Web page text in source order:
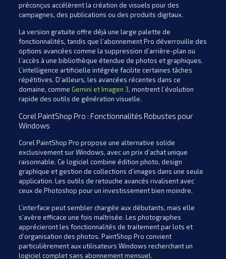
préconçus accélèrent la création de visuels pour des
campagnes, des publications ou des produits digitaux.
La version gratuite offre déjà une large palette de
fonctionnalités, tandis que l’abonnement Pro déverrouille des
options avancées comme la suppression d’arrière-plan ou
l’accès à une bibliothèque étendue de photos et graphiques.
L’intelligence artificielle intégrée facilite certaines tâches
répétitives. D’ailleurs, les avancées récentes dans ce
domaine, comme Gemini et Imagen 3, montrent l’évolution
rapide des outils de génération visuelle.
Corel PaintShop Pro : Fonctionnalités Robustes pour
Windows
Corel PaintShop Pro propose une alternative solide
exclusivement sur Windows, avec un prix d’achat unique
raisonnable. Ce logiciel combine édition photo, design
graphique et gestion de collections d’images dans une seule
application. Les outils de retouche avancés rivalisent avec
ceux de Photoshop pour un investissement bien moindre.
L’interface peut sembler chargée aux débutants, mais elle
s’avère efficace une fois maîtrisée. Les photographes
apprécieront les fonctionnalités de traitement par lots et
d’organisation des photos. PaintShop Pro convient
particulièrement aux utilisateurs Windows recherchant un
logiciel complet sans abonnement mensuel.